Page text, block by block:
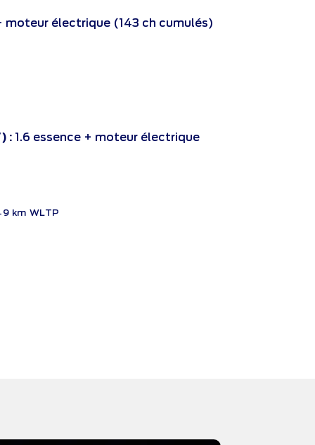
moteur électrique (143 ch cumulés)
: 1.6 essence + moteur électrique
km WLTP